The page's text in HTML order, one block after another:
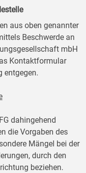
aus oben genannter
Beschwerde an
mbH
Kontaktformular
entgegen.
dahingehend
die Vorgaben des
Mängel bei der
durch den
beziehen.